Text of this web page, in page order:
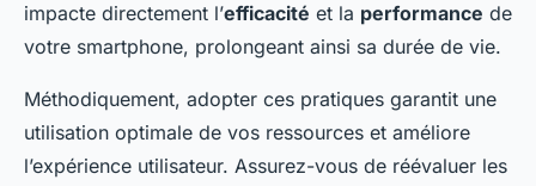
impacte directement l’efficacité et la performance de
votre smartphone, prolongeant ainsi sa durée de vie.
Méthodiquement, adopter ces pratiques garantit une
utilisation optimale de vos ressources et améliore
l’expérience utilisateur. Assurez-vous de réévaluer les